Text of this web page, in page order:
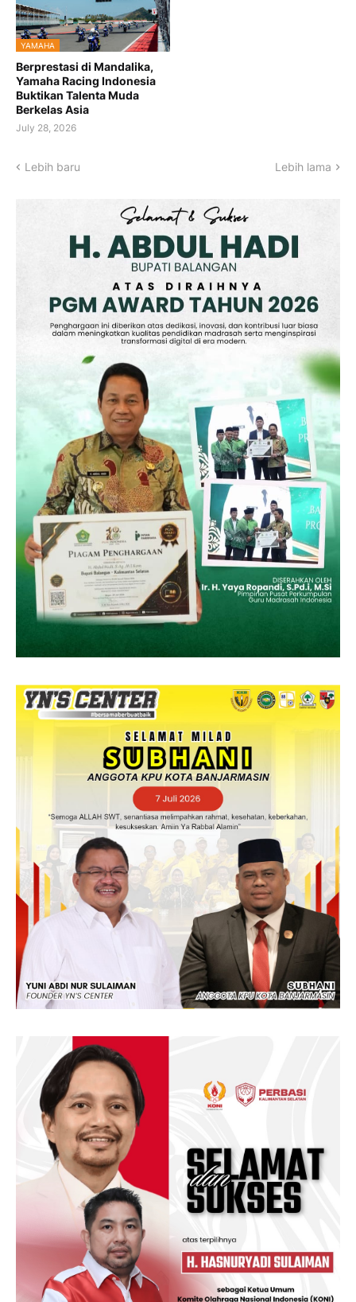
YAMAHA
Berprestasi di Mandalika,
Yamaha Racing Indonesia
Buktikan Talenta Muda
Berkelas Asia
July 28, 2026
Lebih baru Lebih lama